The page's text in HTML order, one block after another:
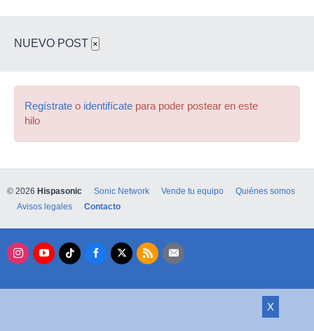
NUEVO POST ×
Regístrate o identifícate para poder postear en este
hilo
X
© 2026 Hispasonic Sonic Network Vende tu equipo
Quiénes somos
Avisos legales
Contacto